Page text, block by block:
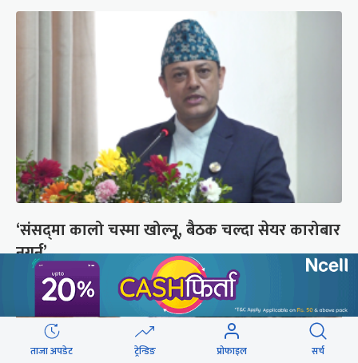
‘संसद्‍मा कालो चस्मा खोल्नू, बैठक चल्दा सेयर कारोबार
नगर्नू’
ताजा अपडेट ट्रेन्डिङ प्रोफाइल सर्च